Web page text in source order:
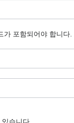
포함되어야 합니다.